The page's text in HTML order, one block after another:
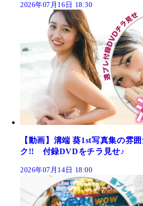
2026年07月16日 18:30
【動画】溝端 葵1st写真集の雰
ク!! 付録DVDをチラ見せ♪
2026年07月14日 18:00